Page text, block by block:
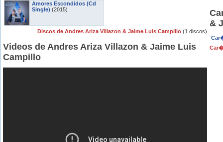
Amores Escondidos (Cd
Single) (2015)
Discos de Andres Ariza Villazon & Jaime Luis Campillo (1 discos)
Videos de Andres Ariza Villazon & Jaime Luis
Campillo
&